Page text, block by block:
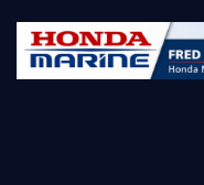
Početna